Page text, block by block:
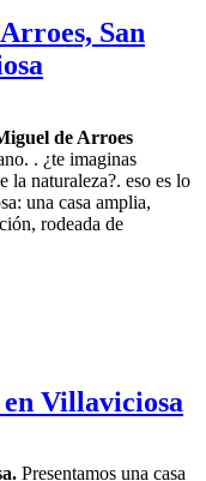
San
de Arroes
. ¿te imaginas
la naturaleza?. eso es lo
una casa amplia,
rodeada de
Villaviciosa
Presentamos una casa